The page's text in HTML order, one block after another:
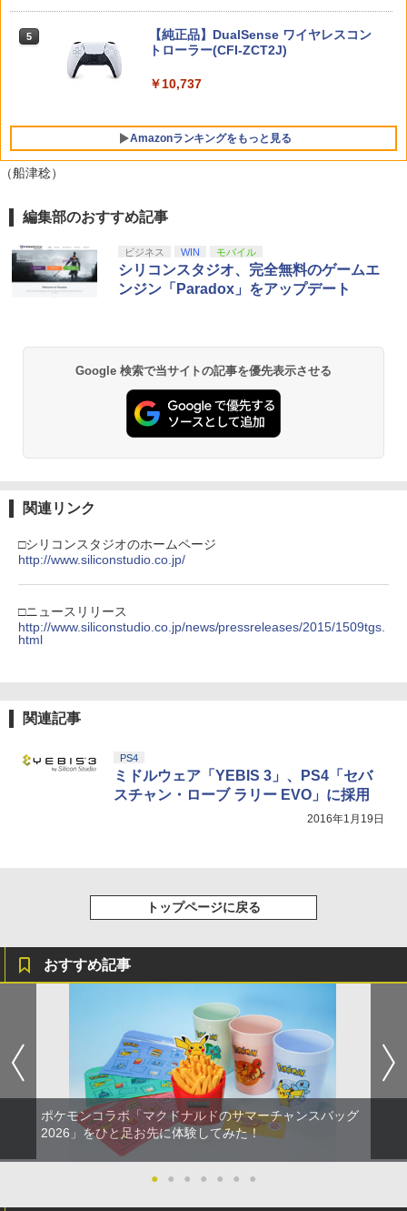
ntendo Switch 2 The Elder Scrolls IV:
Oblivion Remastered - Deluxe Edition
(8月11日発売)020196 オブリビオン
5 アストロボット
ンラインコード版
5
【純正品】DualSense ワイヤレスコン
トローラー(CFI-ZCT2J)
￥10,737
Amazonランキングをもっと見る
1
【純正品】Xbox ワイヤレス コントロー
￥8,300
ラー (ロボット ホワイト)
ラー (カーボンブラック)
4
【純正品】Xbox 充電式バッテリー + US
￥14,141
1
劇場版「鬼滅の刃」無限城編 第一章 猗
￥3,982
2
劇場版「鬼滅の刃」無限城編 第一章 猗
窩座再来 通常版 [DVD]
カー特典:【坤と離】二振りの剣、十翼よ
り来たる！スタジオ描き下ろしイラスト
ボード付) [Blu-ray]
『映画 ラブライブ！蓮ノ空女学院スクー
ルアイドルクラブ Bloom Garden Part
（船津稔）
編集部のおすすめ記事
ビジネス WIN モバイル
シリコンスタジオ、完全無料のゲームエ
ンジン「Paradox」をアップデート
Google 検索で当サイトの記事を優先表示させる
関連リンク
□シリコンスタジオのホームページ
http://www.siliconstudio.co.jp/
□ニュースリリース
http://www.siliconstudio.co.jp/news/pressreleases/2015/1509tgs.
html
関連記事
PS4
ミドルウェア「YEBIS 3」、PS4「セバ
スチャン・ローブ ラリー EVO」に採用
2016年1月19日
トップページに戻る
おすすめ記事
ポケモンコラボ「マクドナルドのサマーチャンスバッグ
2026」をひと足お先に体験してみた！
● ● ● ● ● ● ●